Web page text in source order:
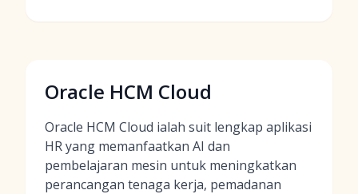
Oracle HCM Cloud
Oracle HCM Cloud ialah suit lengkap aplikasi
HR yang memanfaatkan AI dan
pembelajaran mesin untuk meningkatkan
perancangan tenaga kerja, pemadanan